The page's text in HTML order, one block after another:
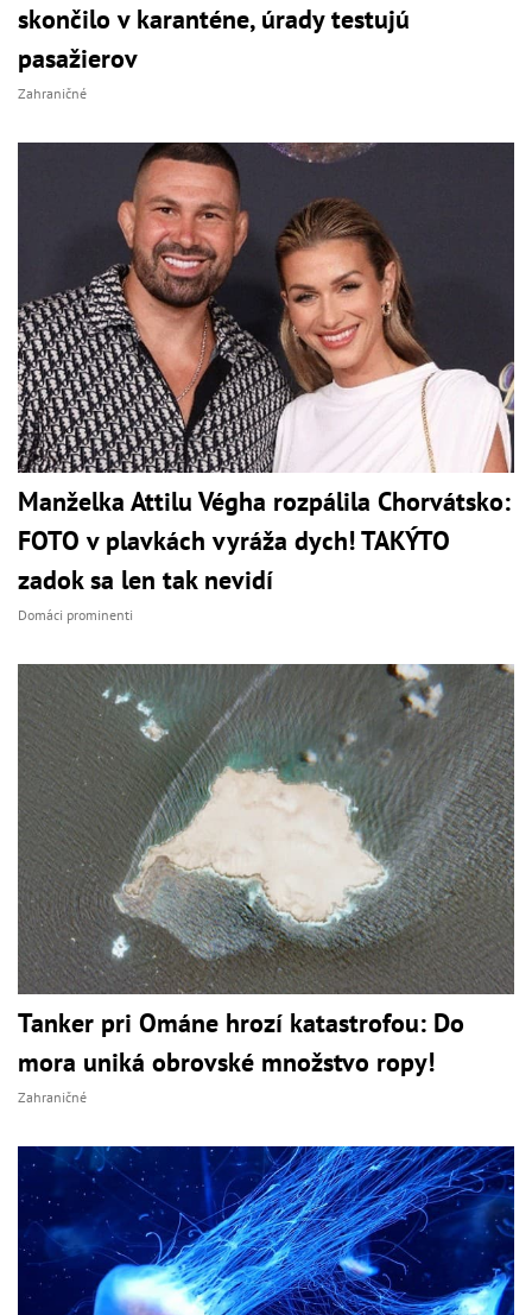
skončilo v karanténe, úrady testujú
pasažierov
Zahraničné
Manželka Attilu Végha rozpálila Chorvátsko:
FOTO v plavkách vyráža dych! TAKÝTO
zadok sa len tak nevidí
Domáci prominenti
Tanker pri Ománe hrozí katastrofou: Do
mora uniká obrovské množstvo ropy!
Zahraničné